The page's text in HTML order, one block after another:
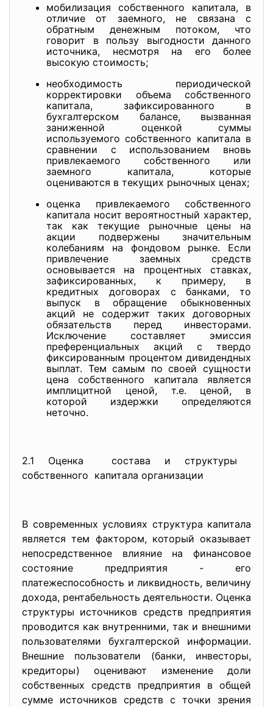
мобилизация собственного капитала, в
отличие от заемного, не связана с
обратным денежным потоком, что
говорит в пользу выгодности данного
источника, несмотря на его более
высокую стоимость;
необходимость периодической
корректировки объема собственного
капитала, зафиксированного в
бухгалтерском балансе, вызванная
заниженной оценкой суммы
используемого собственного капитала в
сравнении с использованием вновь
привлекаемого собственного или
заемного капитала, которые
оцениваются в текущих рыночных ценах;
оценка привлекаемого собственного
капитала носит вероятностный характер,
так как текущие рыночные цены на
акции подвержены значительным
колебаниям на фондовом рынке. Если
привлечение заемных средств
основывается на процентных ставках,
зафиксированных, к примеру, в
кредитных договорах с банками, то
выпуск в обращение обыкновенных
акций не содержит таких договорных
обязательств перед инвесторами.
Исключение составляет эмиссия
преференциальных акций с твердо
фиксированным процентом дивидендных
выплат. Тем самым по своей сущности
цена собственного капитала является
имплицитной ценой, т.е. ценой, в
которой издержки определяются
неточно.
2.1 Оценка состава и структуры
собственного капитала организации
В современных условиях структура капитала
является тем фактором, который оказывает
непосредственное влияние на финансовое
состояние предприятия - его
платежеспособность и ликвидность, величину
дохода, рентабельность деятельности. Оценка
структуры источников средств предприятия
проводится как внутренними, так и внешними
пользователями бухгалтерской информации.
Внешние пользователи (банки, инвесторы,
кредиторы) оценивают изменение доли
собственных средств предприятия в общей
сумме источников средств с точки зрения